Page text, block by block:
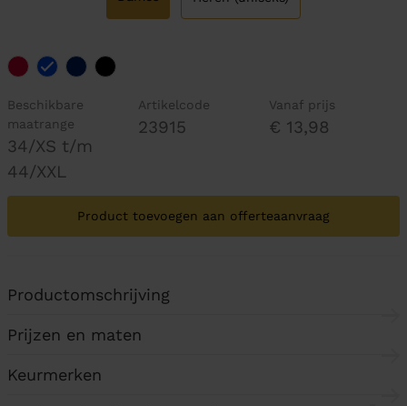
Beschikbare
maatrange
34/XS t/m
44/XXL
Artikelcode
23915
Vanaf prijs
€ 13,98
Product toevoegen aan offerteaanvraag
Productomschrijving
Prijzen en maten
Keurmerken